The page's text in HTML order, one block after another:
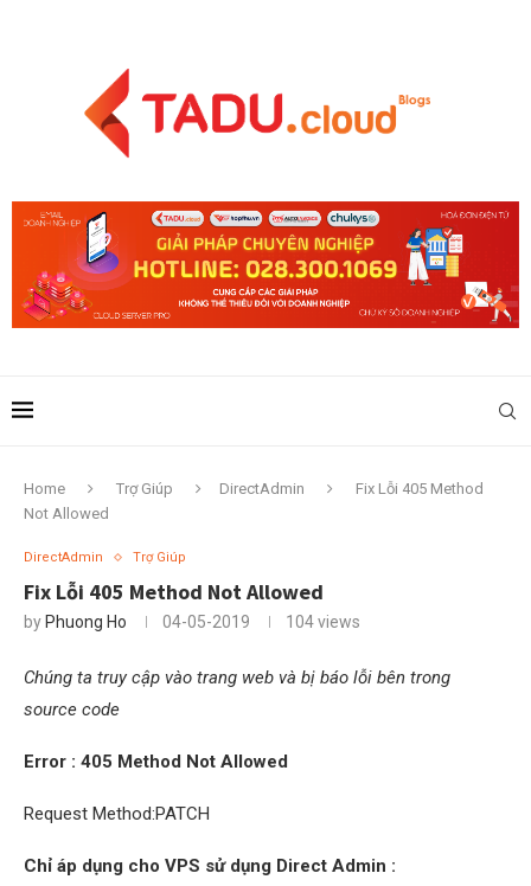
Home Trợ Giúp DirectAdmin
Fix Lỗi 405 Method
Not Allowed
DirectAdmin Trợ Giúp
Fix Lỗi 405 Method Not Allowed
by Phuong Ho 04-05-2019 104views
Chúng ta truy cập vào trang web và bị báo lỗi bên trong
source code
Error : 405 Method Not Allowed
Request Method:PATCH
Chỉ áp dụng cho VPS sử dụng Direct Admin :